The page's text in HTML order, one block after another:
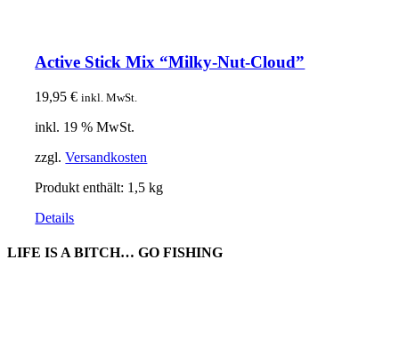
Active Stick Mix “Milky-Nut-Cloud”
19,95€ inkl. MwSt.
inkl. 19 % MwSt.
zzgl.Versandkosten
Produkt enthält: 1,5kg
Details
LIFE IS A BITCH… GO FISHING